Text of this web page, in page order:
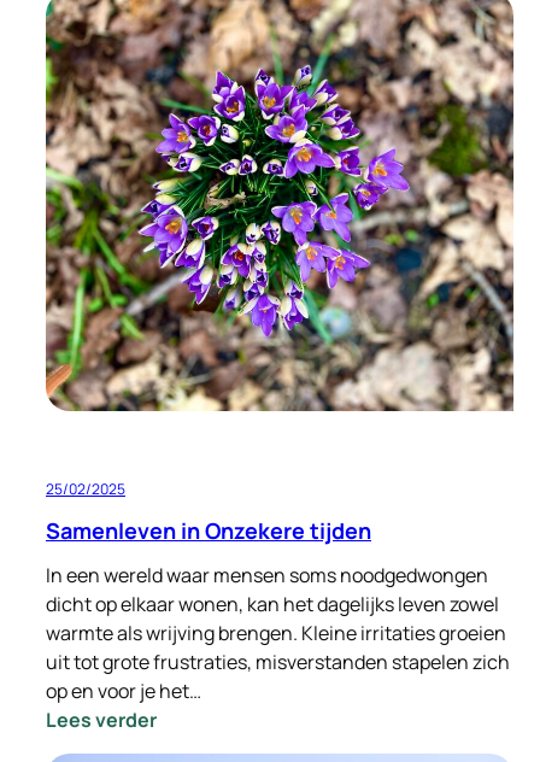
INGEVULD-
Maak
het
verschil
als
Huismeester
/
Coördinator
dagelijks
onderhoud!
25/02/2025
Samenleven in Onzekere tijden
In een wereld waar mensen soms noodgedwongen
dicht op elkaar wonen, kan het dagelijks leven zowel
warmte als wrijving brengen. Kleine irritaties groeien
uit tot grote frustraties, misverstanden stapelen zich
op en voor je het…
Lees verder:
Samenleven